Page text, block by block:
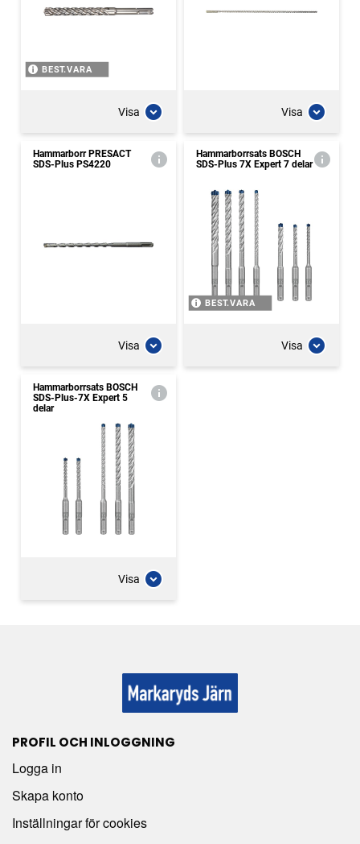
BEST.VARA
Visa Visa
Hammarborr PRESACT
SDS-Plus PS4220
Visa
Hammarborrsats BOSCH
SDS-Plus 7X Expert 7 delar
BEST.VARA
Visa
Hammarborrsats BOSCH
SDS-Plus-7X Expert 5
delar
Visa
PROFIL OCH INLOGGNING
Logga in
Skapa konto
Inställningar för cookies